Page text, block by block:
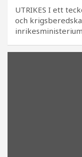
UTRIKES I ett
och